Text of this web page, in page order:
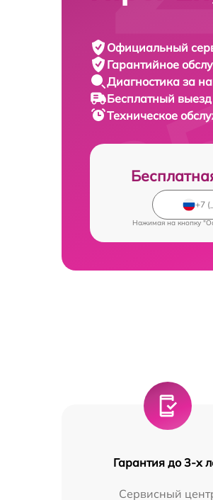
Официальный
Гарантийное
Диагностика за
Бесплатный
Техническое
Нажимая на кнопку
Гарантия до 3-х
Сервисный